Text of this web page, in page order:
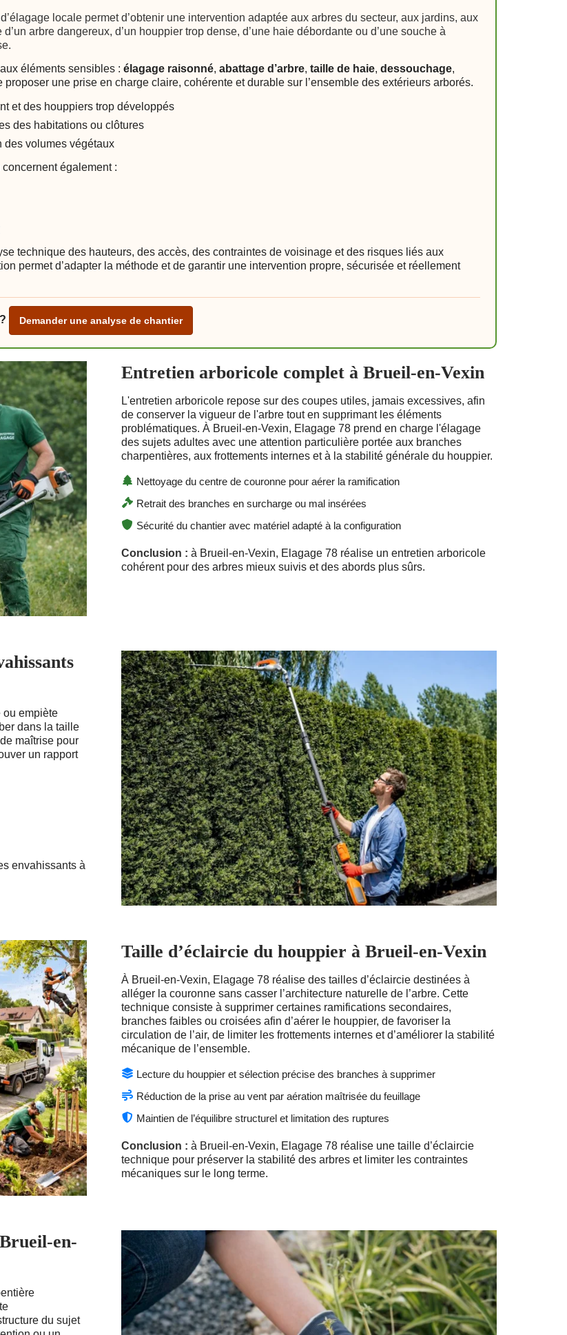
locale permet d’obtenir une intervention adaptée aux arbres du secteur, aux jardins, aux
arbre dangereux, d’un houppier trop dense, d’une haie débordante ou d’une souche à
éléments sensibles : élagage raisonné, abattage d’arbre, taille de haie, dessouchage,
proposer une prise en charge claire, cohérente et durable sur l’ensemble des extérieurs arborés.
et des houppiers trop développés
des habitations ou clôtures
des volumes végétaux
également :
technique des hauteurs, des accès, des contraintes de voisinage et des risques liés aux
permet d’adapter la méthode et de garantir une intervention propre, sécurisée et réellement
Demander une analyse de chantier
Entretien arboricole complet à Brueil-en-Vexin
L'entretien arboricole repose sur des coupes utiles, jamais excessives, afin
de conserver la vigueur de l'arbre tout en supprimant les éléments
problématiques. À Brueil-en-Vexin, Elagage 78 prend en charge l'élagage
des sujets adultes avec une attention particulière portée aux branches
charpentières, aux frottements internes et à la stabilité générale du houppier.
Nettoyage du centre de couronne pour aérer la ramification
Retrait des branches en surcharge ou mal insérées
Sécurité du chantier avec matériel adapté à la configuration
Conclusion : à Brueil-en-Vexin, Elagage 78 réalise un entretien arboricole
cohérent pour des arbres mieux suivis et des abords plus sûrs.
ou empiète
dans la taille
maîtrise pour
un rapport
envahissants à
Taille d’éclaircie du houppier à Brueil-en-Vexin
À Brueil-en-Vexin, Elagage 78 réalise des tailles d’éclaircie destinées à
alléger la couronne sans casser l’architecture naturelle de l’arbre. Cette
technique consiste à supprimer certaines ramifications secondaires,
branches faibles ou croisées afin d’aérer le houppier, de favoriser la
circulation de l’air, de limiter les frottements internes et d’améliorer la stabilité
mécanique de l’ensemble.
Lecture du houppier et sélection précise des branches à supprimer
Réduction de la prise au vent par aération maîtrisée du feuillage
Maintien de l’équilibre structurel et limitation des ruptures
Conclusion : à Brueil-en-Vexin, Elagage 78 réalise une taille d’éclaircie
technique pour préserver la stabilité des arbres et limiter les contraintes
mécaniques sur le long terme.
en-
du sujet